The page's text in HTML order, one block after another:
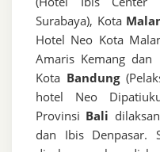
Surabaya), Kota
Hotel Neo Kota
Amaris Kemang dan
Kota Bandung
hotel Neo
Provinsi Bali
dan Ibis Denpasar.